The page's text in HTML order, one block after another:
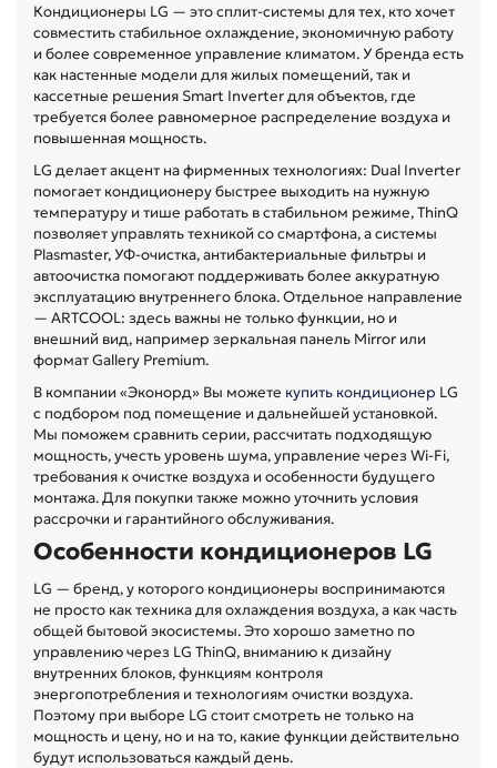
Кондиционеры LG — это сплит-системы для тех, кто хочет
совместить стабильное охлаждение, экономичную работу
и более современное управление климатом. У бренда есть
как настенные модели для жилых помещений, так и
кассетные решения Smart Inverter для объектов, где
требуется более равномерное распределение воздуха и
повышенная мощность.
LG делает акцент на фирменных технологиях: Dual Inverter
помогает кондиционеру быстрее выходить на нужную
температуру и тише работать в стабильном режиме, ThinQ
позволяет управлять техникой со смартфона, а системы
Plasmaster, УФ-очистка, антибактериальные фильтры и
автоочистка помогают поддерживать более аккуратную
эксплуатацию внутреннего блока. Отдельное направление
— ARTCOOL: здесь важны не только функции, но и
внешний вид, например зеркальная панель Mirror или
формат Gallery Premium.
В компании «Эконорд» Вы можете купить кондиционер LG
с подбором под помещение и дальнейшей установкой.
Мы поможем сравнить серии, рассчитать подходящую
мощность, учесть уровень шума, управление через Wi-Fi,
требования к очистке воздуха и особенности будущего
монтажа. Для покупки также можно уточнить условия
рассрочки и гарантийного обслуживания.
Особенности кондиционеров LG
LG — бренд, у которого кондиционеры воспринимаются
не просто как техника для охлаждения воздуха, а как часть
общей бытовой экосистемы. Это хорошо заметно по
управлению через LG ThinQ, вниманию к дизайну
внутренних блоков, функциям контроля
энергопотребления и технологиям очистки воздуха.
Поэтому при выборе LG стоит смотреть не только на
мощность и цену, но и на то, какие функции действительно
будут использоваться каждый день.